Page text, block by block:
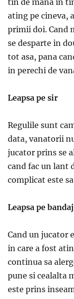
ating pe cineva,
primii doi. Cand
se desparte in
tot asa, pana
in perechi de
Leapsa pe sir
Regulile sunt
data, vanatorii
jucator prins se
cand fac un lant
complicat este
Leapsa pe bandaj
Cand un jucator
in care a fost
continua sa
pune si cealalta
este prins